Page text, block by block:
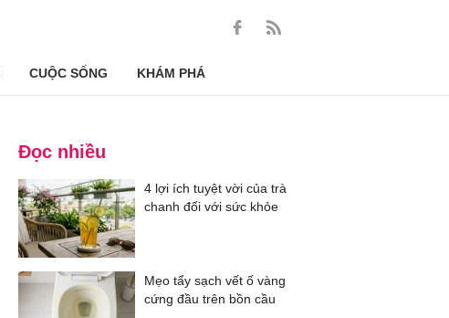
CUỘC SỐNG KHÁM PHÁ
Đọc nhiều
4 lợi ích tuyệt vời của trà
chanh đối với sức khỏe
Mẹo tẩy sạch vết ố vàng
cứng đầu trên bồn cầu